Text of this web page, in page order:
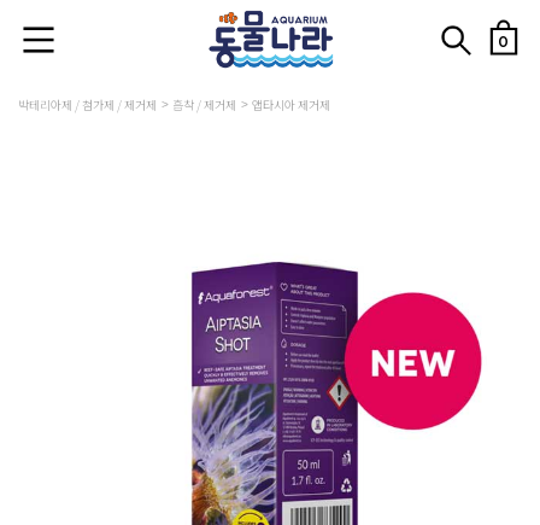
0
박테리아제 / 첨가제 / 제거제 흡착 / 제거제 앱타시아 제거제